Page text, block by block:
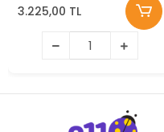
3.225,00 TL